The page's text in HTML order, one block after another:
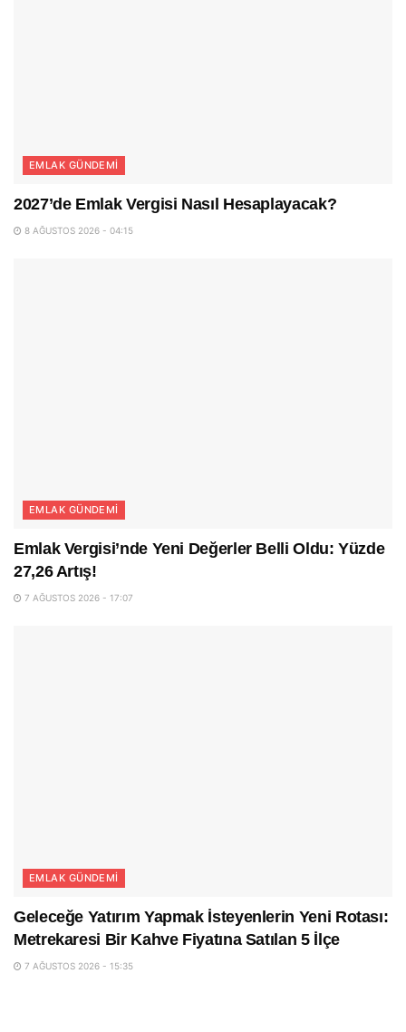
EMLAK GÜNDEMI
2027’de Emlak Vergisi Nasıl Hesaplayacak?
8 AĞUSTOS 2026 - 04:15
EMLAK GÜNDEMI
Emlak Vergisi’nde Yeni Değerler Belli Oldu: Yüzde
27,26 Artış!
7 AĞUSTOS 2026 - 17:07
EMLAK GÜNDEMI
Geleceğe Yatırım Yapmak İsteyenlerin Yeni Rotası:
Metrekaresi Bir Kahve Fiyatına Satılan 5 İlçe
7 AĞUSTOS 2026 - 15:35